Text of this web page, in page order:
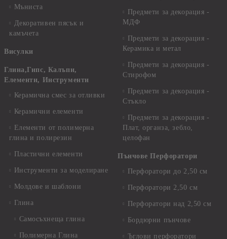
Мъниста
Декоративен пясък и
камъчета
Висулки
Глина,Гипс, Калъпи,
Елементи, Инструменти
Керамична смес за отливки
Керамични елементи
Елементи от полимерна
глина и полирезин
Пластични елементи
Инструменти за моделиране
Молдове и шаблони
Глина
Самосъхнеща глина
Полимерна Глина
Предмети за декорация -
МДФ
Предмети за декорация -
Керамика и метал
Предмети за декорация -
Стирофом
Предмети за декорация -
Стъкло
Предмети за декорация -
Плат, органза, зебло,
целофан
Пънчове Перфоратори
Перфоратори до 2,50 см
Перфоратори 2,50 см
Перфоратори над 2,50 см
Бордюрни пънчове
Ъглови перфоратори